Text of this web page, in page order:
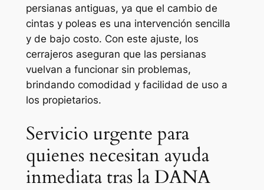
persianas antiguas, ya que el cambio de
cintas y poleas es una intervención sencilla
y de bajo costo. Con este ajuste, los
cerrajeros aseguran que las persianas
vuelvan a funcionar sin problemas,
brindando comodidad y facilidad de uso a
los propietarios.
Servicio urgente para
quienes necesitan ayuda
inmediata tras la DANA